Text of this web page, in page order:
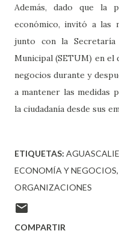
Además, dado que la
económico, invitó a las
junto con la
Municipal (SETUM) en
negocios durante y
a mantener las medidas
la ciudadanía desde sus
ETIQUETAS:
ECONOMÍA Y NEGOCIOS
ORGANIZACIONES
COMPARTIR